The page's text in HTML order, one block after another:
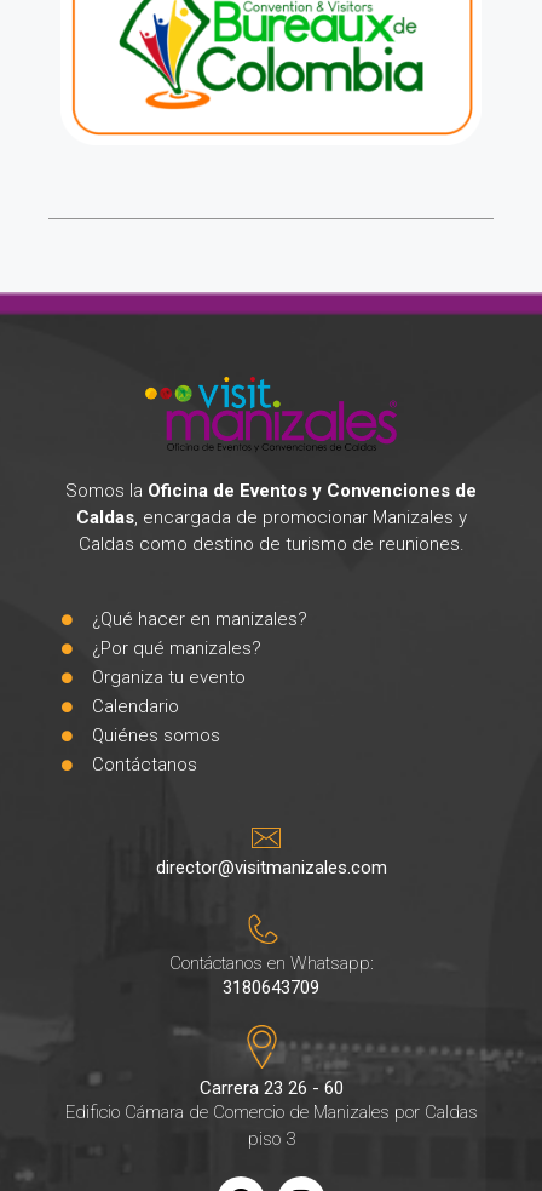
Somos la Oficina de Eventos y Convenciones de
Caldas, encargada de promocionar Manizales y
Caldas como destino de turismo de reuniones.
¿Qué hacer en manizales?
¿Por qué manizales?
Organiza tu evento
Calendario
Quiénes somos
Contáctanos
director@visitmanizales.com
Contáctanos en Whatsapp:
3180643709
Carrera 23 26 - 60
Edificio Cámara de Comercio de Manizales por Caldas
piso 3